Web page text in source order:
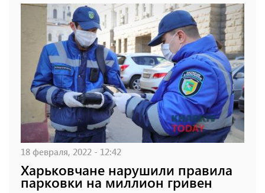
18 февраля, 2022 - 12:42
Харьковчане нарушили правила
парковки на миллион гривен